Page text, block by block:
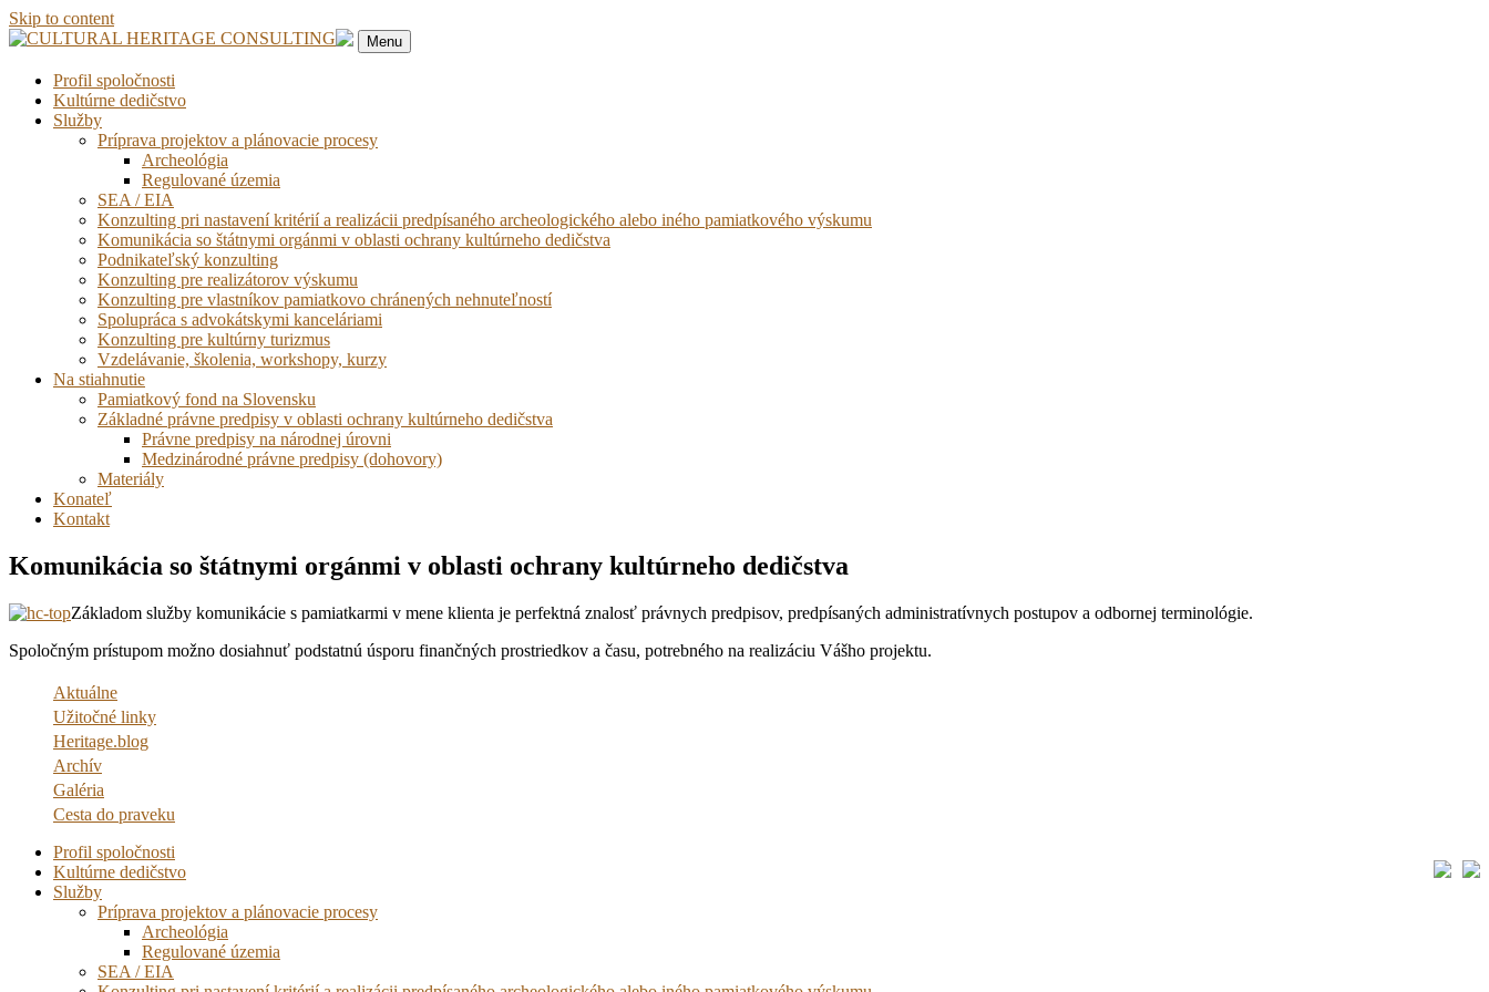
Skip to content
Menu
Profil spoločnosti
Kultúrne dedičstvo
Služby
Príprava projektov a plánovacie procesy
Archeológia
Regulované územia
SEA / EIA
Konzulting pri nastavení kritérií a realizácii predpísaného archeologického alebo iného pamiatkového výskumu
Komunikácia so štátnymi orgánmi v oblasti ochrany kultúrneho dedičstva
Podnikateľský konzulting
Konzulting pre realizátorov výskumu
Konzulting pre vlastníkov pamiatkovo chránených nehnuteľností
Spolupráca s advokátskymi kanceláriami
Konzulting pre kultúrny turizmus
Vzdelávanie, školenia, workshopy, kurzy
Na stiahnutie
Pamiatkový fond na Slovensku
Základné právne predpisy v oblasti ochrany kultúrneho dedičstva
Právne predpisy na národnej úrovni
Medzinárodné právne predpisy (dohovory)
Materiály
Konateľ
Kontakt
Komunikácia so štátnymi orgánmi v oblasti ochrany kultúrneho dedičstva
Základom služby komunikácie s pamiatkarmi v mene klienta je perfektná znalosť právnych predpisov, predpísaných administratívnych postupov a odbornej terminológie.
Spoločným prístupom možno dosiahnuť podstatnú úsporu finančných prostriedkov a času, potrebného na realizáciu Vášho projektu.
Aktuálne
Užitočné linky
Heritage.blog
Archív
Galéria
Cesta do praveku
Profil spoločnosti
Kultúrne dedičstvo
Služby
Príprava projektov a plánovacie procesy
Archeológia
Regulované územia
SEA / EIA